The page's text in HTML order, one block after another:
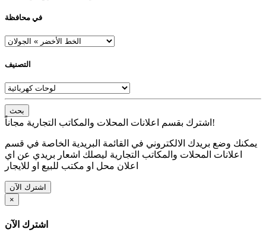
في محافظة
التصنيف
بحث
اشترك بقسم اعلانات المحلات والمكاتب التجارية مجاناً!
يمكنك وضع بريدك الالكتروني في القائمة البريدية الخاصة في قسم
اعلانات المحلات والمكاتب التجارية ليصلك اشعار بريدي عن اي
اعلان محل او مكتب للبيع او للايجار
اشترك الآن
×
اشترك الآن